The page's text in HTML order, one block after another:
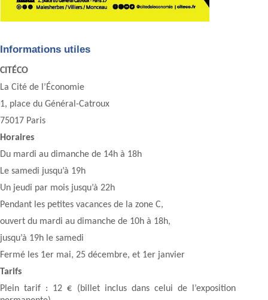
Informations utiles
CITÉCO
La Cité de l’Économie
1, place du Général-Catroux
75017 Paris
Horaires
Du mardi au dimanche de 14h à 18h
Le samedi jusqu’à 19h
Un jeudi par mois jusqu’à 22h
Pendant les petites vacances de la zone C,
ouvert du mardi au dimanche de 10h à 18h,
jusqu’à 19h le samedi
Fermé les 1er mai, 25 décembre, et 1er janvier
Tarifs
Plein tarif : 12 € (billet inclus dans celui de l’exposition